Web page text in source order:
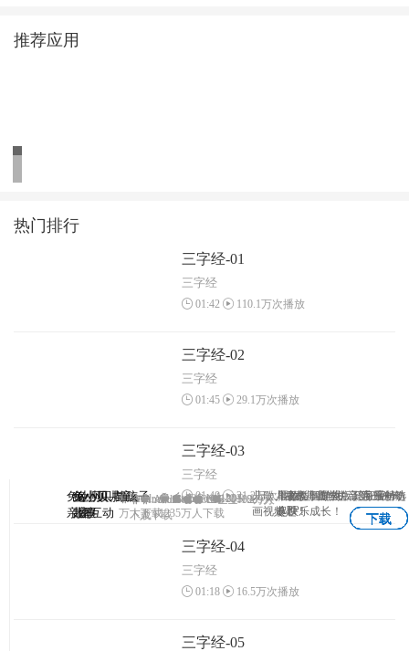
推荐应用
兔小贝拼
音
Android IOS
1102万人
下载
3-7岁儿童学拼音第一神奇
APP
下载
兔小贝—与孩子
亲密互动
Android
IOS
1235万人下载
早教益智游戏，陪宝宝一
起快乐成长！
下载
兔小贝
儿歌
Android IOS
1203
万人下载
儿歌、故事、国学、识字原创动
画视频！
下载
兔小贝儿童
故事
Android IOS
1069万
人下载
儿童故事专业版，海量精选
专题！
下载
热门排行
三字经-01
三字经
01:42 110.1万次播放
三字经-02
三字经
01:45 29.1万次播放
三字经-03
三字经
01:40 21.2万次播放
三字经-04
三字经
01:18 16.5万次播放
三字经-05